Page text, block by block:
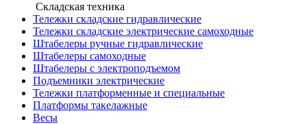
Складская техника
Тележки складские гидравлические
Тележки складские электрические самоходные
Штабелеры ручные гидравлические
Штабелеры самоходные
Штабелеры с электроподъемом
Подъемники электрические
Тележки платформенные и специальные
Платформы такелажные
Весы